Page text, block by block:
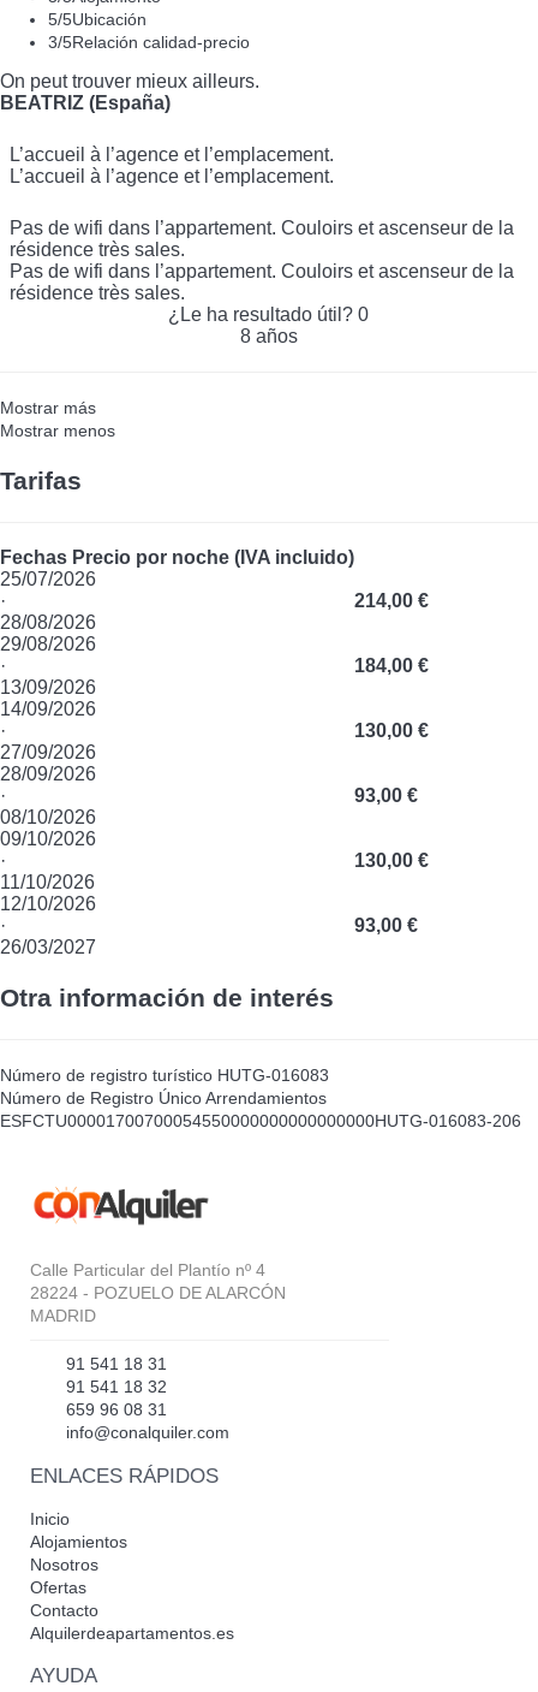
5/5Ubicación
3/5Relación calidad-precio
On peut trouver mieux ailleurs.
BEATRIZ (España)
L’accueil à l’agence et l’emplacement.
L’accueil à l’agence et l’emplacement.
Pas de wifi dans l’appartement. Couloirs et ascenseur de la
résidence très sales.
Pas de wifi dans l’appartement. Couloirs et ascenseur de la
résidence très sales.
¿Le ha resultado útil? 0
8 años
Mostrar más
Mostrar menos
Tarifas
Fechas Precio por noche (IVA incluido)
25/07/2026
·
28/08/2026
214,00 €
29/08/2026
·
13/09/2026
184,00 €
14/09/2026
·
27/09/2026
130,00 €
28/09/2026
·
08/10/2026
93,00 €
09/10/2026
·
11/10/2026
130,00 €
12/10/2026
·
26/03/2027
93,00 €
Otra información de interés
Número de registro turístico HUTG-016083
Número de Registro Único Arrendamientos
ESFCTU00001700700054550000000000000000HUTG-016083-206
Calle Particular del Plantío nº 4
28224 - POZUELO DE ALARCÓN
MADRID
91 541 18 31
91 541 18 32
659 96 08 31
info@conalquiler.com
ENLACES RÁPIDOS
Inicio
Alojamientos
Nosotros
Ofertas
Contacto
Alquilerdeapartamentos.es
AYUDA